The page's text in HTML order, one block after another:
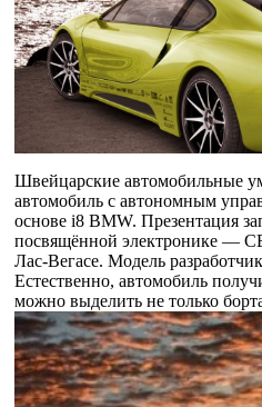
Швейцарские автомобильные
автомобиль с автономным
основе i8 BMW. Презентация
посвящённой электронике —
Лас-Вегасе. Модель
Естественно, автомобиль
можно выделить не только